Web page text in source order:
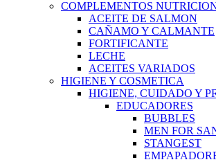
COMPLEMENTOS
ACEITE DE SALMON
CAÑAMO Y CALMANTE
FORTIFICANTE
LECHE
ACEITES VARIADOS
HIGIENE Y COSMETICA
HIGIENE, CUIDADO Y
EDUCADORES
BUBBLES
MEN FOR
STANGEST